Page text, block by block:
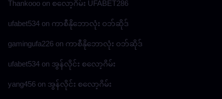
Thankooo on စလော့ဂိမ်း UFABET286
ufabet534 on ကာစီနိုဘောလုံး ဝဘ်ဆိုဒ်
gamingufa226 on ကာစီနိုဘောလုံး ဝဘ်ဆိုဒ်
ufabet534 on အွန်လိုင်း စလော့ဂိမ်း
yang456 on အွန်လိုင်း စလော့ဂိမ်း